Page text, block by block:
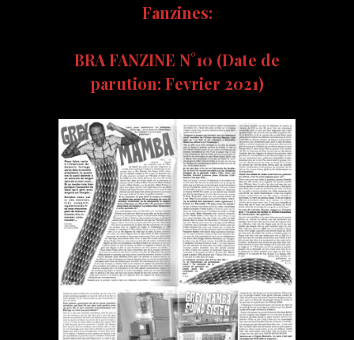
Fanzines:
BRA FANZINE N°10 (Date de
parution: Fevrier 2021)